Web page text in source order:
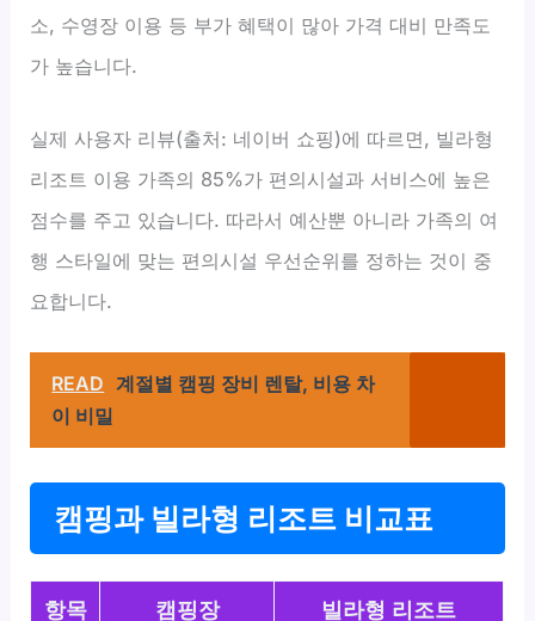
소, 수영장 이용 등 부가 혜택이 많아 가격 대비 만족도
가 높습니다.
실제 사용자 리뷰(출처: 네이버 쇼핑)에 따르면, 빌라형
리조트 이용 가족의 85%가 편의시설과 서비스에 높은
점수를 주고 있습니다. 따라서 예산뿐 아니라 가족의 여
행 스타일에 맞는 편의시설 우선순위를 정하는 것이 중
요합니다.
READ 계절별 캠핑 장비 렌탈, 비용 차
이 비밀
캠핑과 빌라형 리조트 비교표
항목 캠핑장 빌라형 리조트